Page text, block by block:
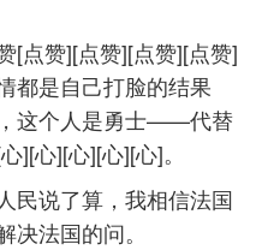
[点赞][点赞][点赞][点赞]
是自己打脸的结果
这个人是勇士——代替
][心][心][心][心]。
民说了算，我相信法国
决法国的问。